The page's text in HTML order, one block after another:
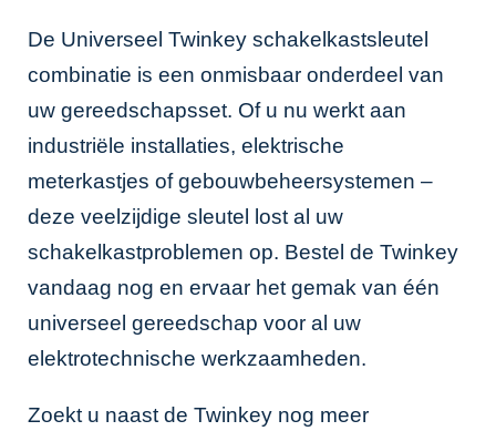
De Universeel Twinkey schakelkastsleutel
combinatie is een onmisbaar onderdeel van
uw gereedschapsset. Of u nu werkt aan
industriële installaties, elektrische
meterkastjes of gebouwbeheersystemen –
deze veelzijdige sleutel lost al uw
schakelkastproblemen op. Bestel de Twinkey
vandaag nog en ervaar het gemak van één
universeel gereedschap voor al uw
elektrotechnische werkzaamheden.
Zoekt u naast de Twinkey nog meer